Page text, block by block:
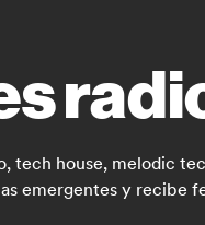
house, melodic
emergentes y recibe